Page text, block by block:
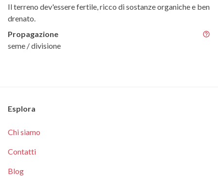
Il terreno dev'essere fertile, ricco di sostanze organiche e ben
drenato.
Propagazione
seme / divisione
Esplora
Chi siamo
Contatti
Blog